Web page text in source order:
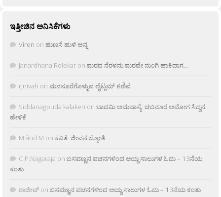
ಇತ್ತೀಚಿನ ಅನಿಸಿಕೆಗಳು
Viren on ಹುಣಸೆ ಹುಳಿ ಅನ್ನ
Janardhana Relekar on ಮರದ ನೆರಳನು ಮರವೇ ನುಂಗಿ ಹಾಕಿದಾಗ…
rjnivah on ಮನಸೂರೆಗೊಳ್ಳುವ ಲೈಟ್ಲಮ್ ಕಣಿವೆ
Siddanagouda kalakeri on ಬಾದಮಿ ಅಮವಾಸ್ಯೆ: ಚಬನೂರ ಅಮೋಗ ಸಿದ್ದನ
ಹೇಳಿಕೆ
M âñd M on ಕವಿತೆ: ಜೀವನ ಜ್ಯೋತಿ
C.P.Nagaraja on ಬಸವಣ್ಣನ ವಚನಗಳಿಂದ ಆಯ್ದ ಸಾಲುಗಳ ಓದು – 13ನೆಯ
ಕಂತು
ರಾಜೀವ್ on ಬಸವಣ್ಣನ ವಚನಗಳಿಂದ ಆಯ್ದ ಸಾಲುಗಳ ಓದು – 13ನೆಯ ಕಂತು